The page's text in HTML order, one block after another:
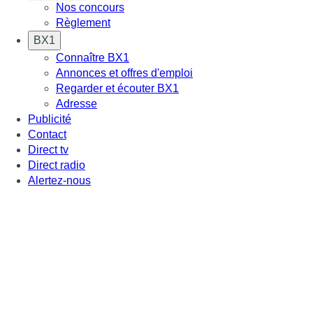
Nos concours
Règlement
BX1
Connaître BX1
Annonces et offres d'emploi
Regarder et écouter BX1
Adresse
Publicité
Contact
Direct tv
Direct radio
Alertez-nous